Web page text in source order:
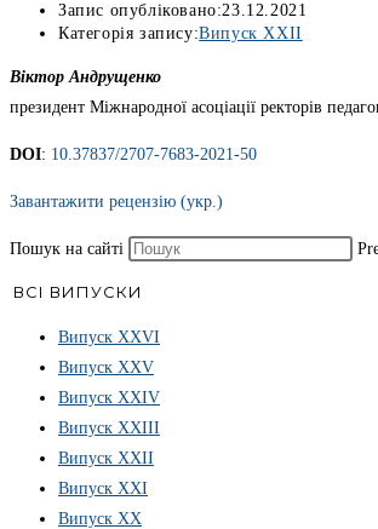
Запис опубліковано:23.12.2021
Категорія запису:Випуск XXII
Віктор Андрущенко
президент Міжнародної асоціації ректорів
DOI: 10.37837/2707-7683-2021-50
Завантажити рецензію (укр.)
Пошук на сайті
ВСІ ВИПУСКИ
Випуск ХХVІ
Випуск XXV
Випуск XXIV
Випуск XXIII
Випуск XXII
Випуск XXI
Випуск XX